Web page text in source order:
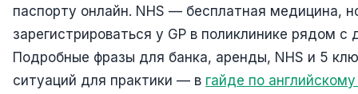
паспорту онлайн. NHS — бесплатная медицина,
зарегистрироваться у GP в поликлинике рядом с
Подробные фразы для банка, аренды, NHS и 5
ситуаций для практики — в гайде по